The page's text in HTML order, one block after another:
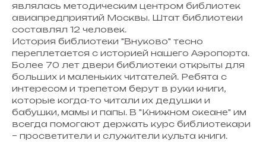
являлась методическим центром библиотек
авиапредприятий Москвы. Штат библиотеки
составлял 12 человек.
История библиотеки "Внуково" тесно
переплетается с историей нашего Аэропорта.
Более 70 лет двери библиотеки открыты для
больших и маленьких читателей. Ребята с
интересом и трепетом берут в руки книги,
которые когда-то читали их дедушки и
бабушки, мамы и папы. В "Книжном океане" им
всегда помогают держать курс библиотекари
– просветители и служители культа книги.